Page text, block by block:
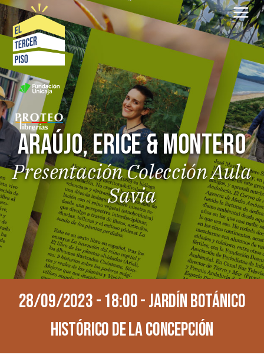
Saltar
al
contenido
Araújo, Erice & Montero
Presentación Colección Aula
Savia
28/09/2023 - 18:00 - Jardín Botánico
Histórico de la Concepción